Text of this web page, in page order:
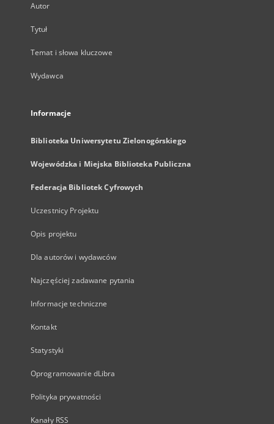
Autor
Tytuł
Temat i słowa kluczowe
Wydawca
Informacje
Biblioteka Uniwersytetu Zielonogórskiego
Wojewódzka i Miejska Biblioteka Publiczna
Federacja Bibliotek Cyfrowych
Uczestnicy Projektu
Opis projektu
Dla autorów i wydawców
Najczęściej zadawane pytania
Informacje techniczne
Kontakt
Statystyki
Oprogramowanie dLibra
Polityka prywatności
Kanały RSS